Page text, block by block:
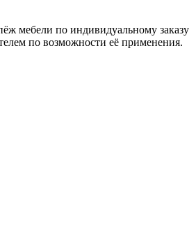
мебели по индивидуальному заказу
по возможности её применения.